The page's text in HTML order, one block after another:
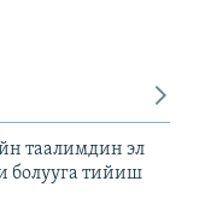
таалимдин эл
болууга тийиш